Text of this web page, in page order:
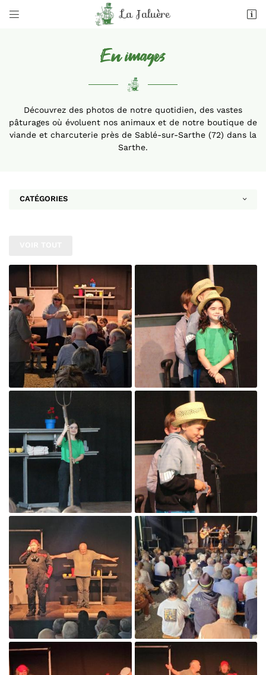
 
En cochant cette case, vous consentez à recevoir nos propositions
commerciales à l'adresse email indiqué ci-dessus. Vous pouvez vous
désinscrire à tout moment en utilisant
le formulaire de désinscription.
INSCRIPTION
En images
Découvrez des photos de notre quotidien, des vastes
pâturages où évoluent nos animaux et de notre boutique de
viande et charcuterie près de Sablé-sur-Sarthe (72) dans la
Sarthe.
CATÉGORIES

Agrandir la photo

Agrandir la photo